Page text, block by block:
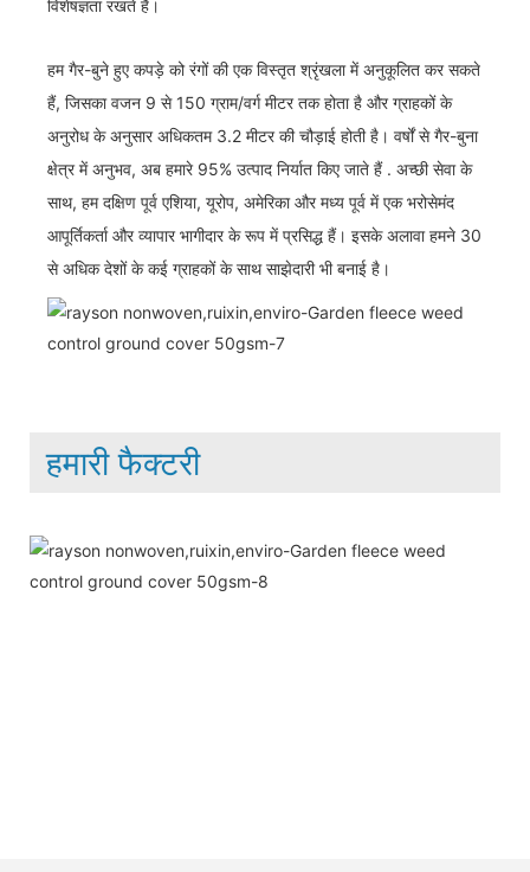
विशेषज्ञता रखते हैं।
हम गैर-बुने हुए कपड़े को रंगों की एक विस्तृत श्रृंखला में अनुकूलित कर सकते
हैं, जिसका वजन 9 से 150 ग्राम/वर्ग मीटर तक होता है और ग्राहकों के
अनुरोध के अनुसार अधिकतम 3.2 मीटर की चौड़ाई होती है। वर्षों से गैर-बुना
क्षेत्र में अनुभव, अब हमारे 95% उत्पाद निर्यात किए जाते हैं . अच्छी सेवा के
साथ, हम दक्षिण पूर्व एशिया, यूरोप, अमेरिका और मध्य पूर्व में एक भरोसेमंद
आपूर्तिकर्ता और व्यापार भागीदार के रूप में प्रसिद्ध हैं। इसके अलावा हमने 30
से अधिक देशों के कई ग्राहकों के साथ साझेदारी भी बनाई है।
हमारी फैक्टरी